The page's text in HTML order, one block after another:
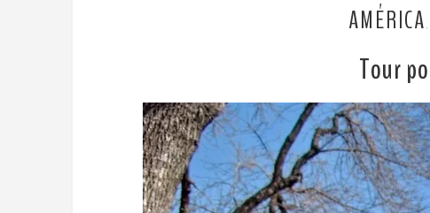
AMÉRICA,
Tour